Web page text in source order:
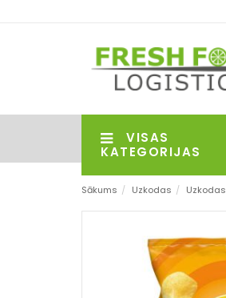
VISAS
KATEGORIJAS
Sākums / Uzkodas / Uzkodas